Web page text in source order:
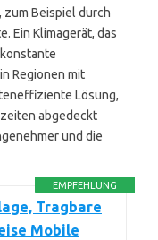
zum Beispiel durch
Ein Klimagerät, das
Regionen mit
Lösung,
abgedeckt
und die
EMPFEHLUNG
Tragbare
Mobile